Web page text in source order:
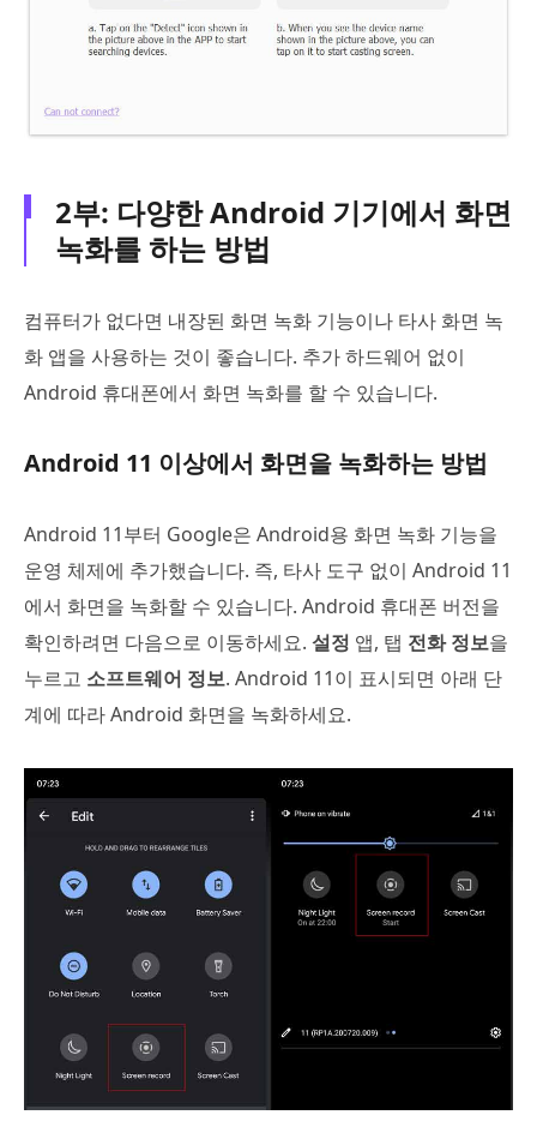
2부: 다양한 Android 기기에서 화면
녹화를 하는 방법
컴퓨터가 없다면 내장된 화면 녹화 기능이나 타사 화면 녹
화 앱을 사용하는 것이 좋습니다. 추가 하드웨어 없이
Android 휴대폰에서 화면 녹화를 할 수 있습니다.
Android 11 이상에서 화면을 녹화하는 방법
Android 11부터 Google은 Android용 화면 녹화 기능을
운영 체제에 추가했습니다. 즉, 타사 도구 없이 Android 11
에서 화면을 녹화할 수 있습니다. Android 휴대폰 버전을
확인하려면 다음으로 이동하세요. 설정 앱, 탭 전화 정보을
누르고 소프트웨어 정보. Android 11이 표시되면 아래 단
계에 따라 Android 화면을 녹화하세요.